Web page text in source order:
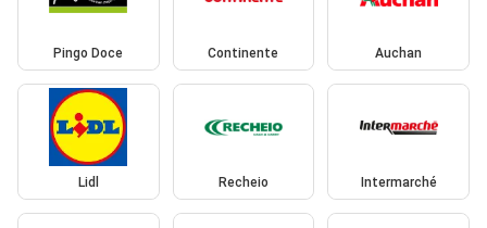
Pingo Doce Continente Auchan
Lidl Recheio Intermarché